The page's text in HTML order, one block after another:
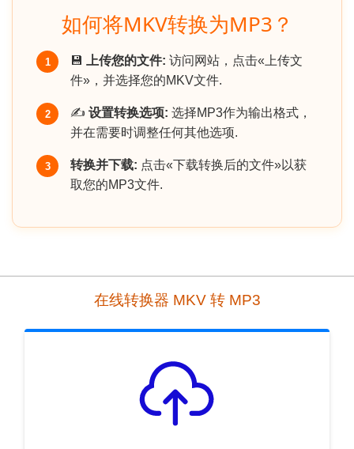
如何将MKV转换为MP3？
1 💾 上传您的文件: 访问网站，点击«上传文
件»，并选择您的MKV文件.
2 ✍️ 设置转换选项: 选择MP3作为输出格式，
并在需要时调整任何其他选项.
3 转换并下载: 点击«下载转换后的文件»以获
取您的MP3文件.
在线转换器 MKV 转 MP3